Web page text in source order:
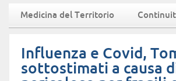
Medicina del Territorio
Influenza e Covid,
sottostimati a causa